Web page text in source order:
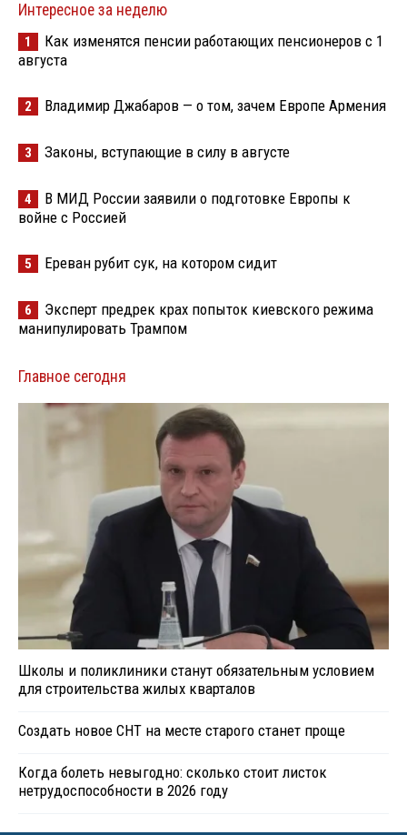
Интересное за неделю
1
Как изменятся пенсии работающих пенсионеров с 1
августа
2 Владимир Джабаров — о том, зачем Европе Армения
3 Законы, вступающие в силу в августе
4
В МИД России заявили о подготовке Европы к
войне с Россией
5 Ереван рубит сук, на котором сидит
6
Эксперт предрек крах попыток киевского режима
манипулировать Трампом
Главное сегодня
Школы и поликлиники станут обязательным условием
для строительства жилых кварталов
Создать новое СНТ на месте старого станет проще
Когда болеть невыгодно: сколько стоит листок
нетрудоспособности в 2026 году